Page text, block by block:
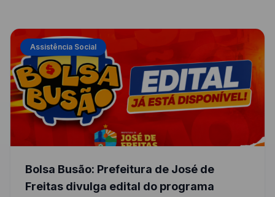
Assistência Social
Bolsa Busão: Prefeitura de José de
Freitas divulga edital do programa